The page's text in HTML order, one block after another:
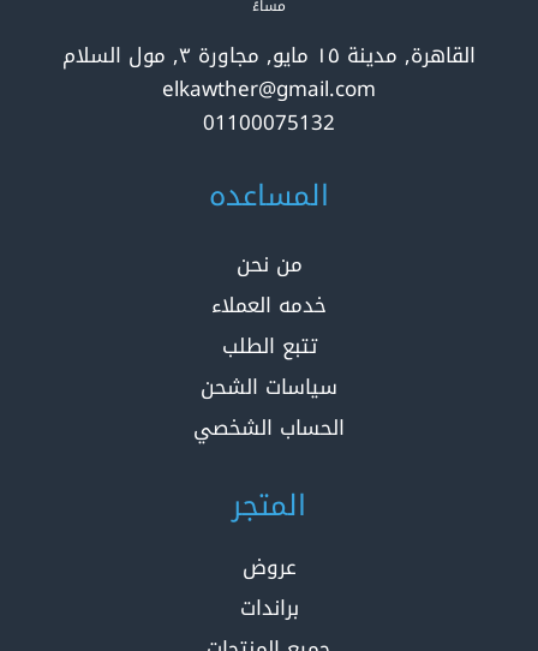
مساءً
القاهرة, مدينة ١٥ مايو, مجاورة ٣, مول السلام
elkawther@gmail.com
01100075132
المساعده
من نحن
خدمه العملاء
تتبع الطلب
سياسات الشحن
الحساب الشخصي
المتجر
عروض
براندات